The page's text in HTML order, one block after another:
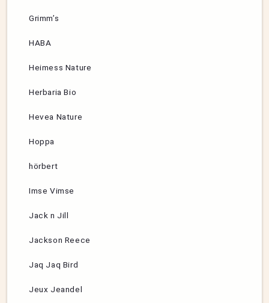
Grimm’s
HABA
Heimess Nature
Herbaria Bio
Hevea Nature
Hoppa
hörbert
Imse Vimse
Jack n Jill
Jackson Reece
Jaq Jaq Bird
Jeux Jeandel